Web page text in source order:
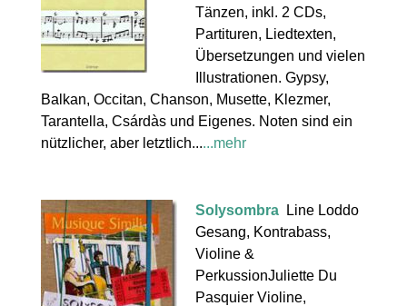
Tänzen, inkl. 2 CDs,
Partituren, Liedtexten,
Übersetzungen und vielen
Illustrationen. Gypsy,
Balkan, Occitan, Chanson, Musette, Klezmer,
Tarantella, Csárdàs und Eigenes. Noten sind ein
nützlicher, aber letztlich......mehr
Solysombra
Line Loddo
Gesang, Kontrabass,
Violine &
PerkussionJuliette Du
Pasquier Violine,